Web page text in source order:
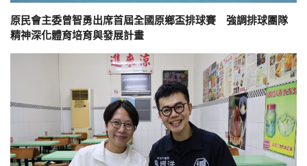
原民會主委曾智勇出席首屆全國原鄉盃排球賽 強調排球團隊
精神深化體育培育與發展計畫